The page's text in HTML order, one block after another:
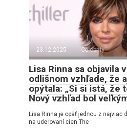
23.12.2025 Celebrity
Lisa Rinna sa objavila
odlišnom vzhľade, že
opýtala: „Si si istá, že
Nový vzhľad bol
Lisa Rinna je opäť jednou z najviac
na udeľovaní cien The